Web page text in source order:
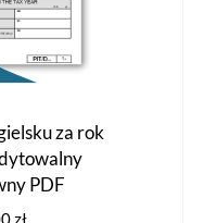
za rok
PDF
złZakres